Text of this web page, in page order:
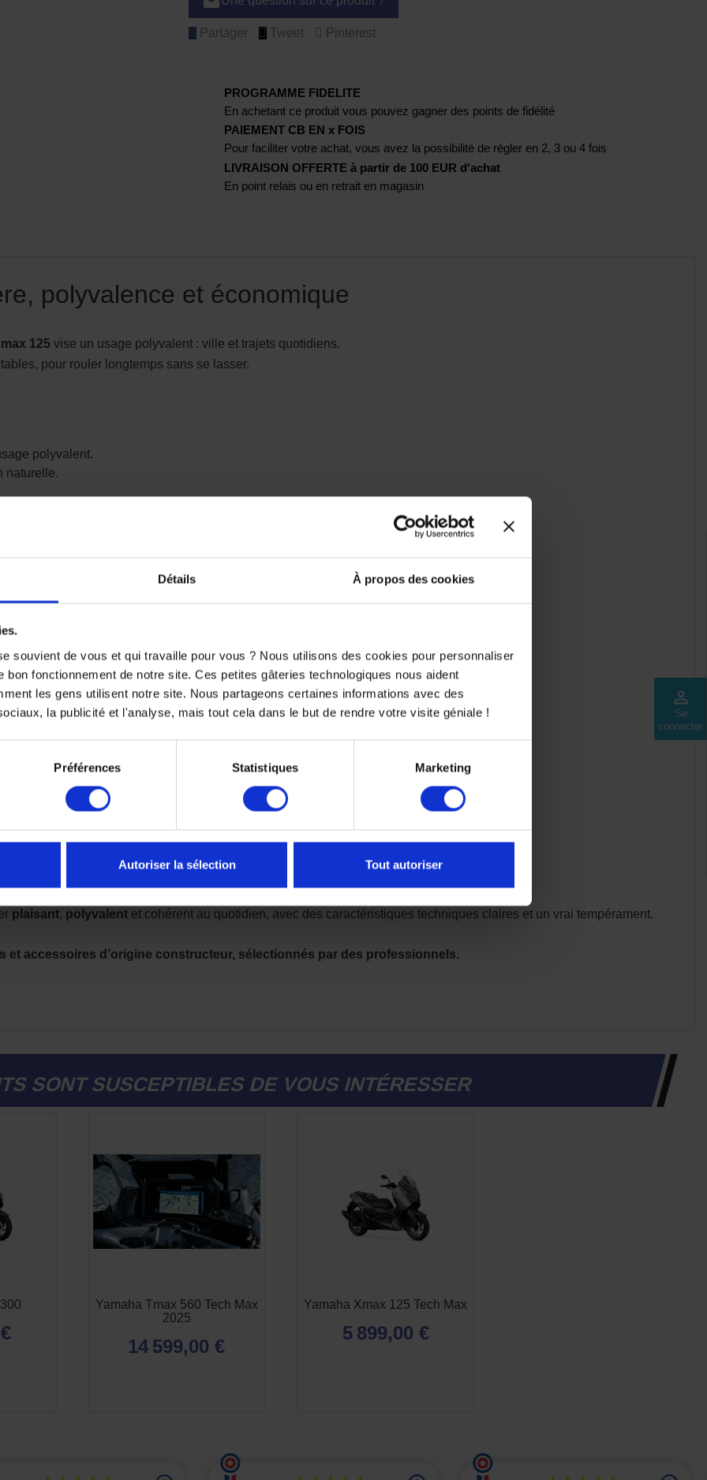
Détails À propos des cookies
souvient de vous et qui travaille pour vous ? Nous utilisons des cookies pour personnaliser
bon fonctionnement de notre site. Ces petites gâteries technologiques nous aident
les gens utilisent notre site. Nous partageons certaines informations avec des
la publicité et l'analyse, mais tout cela dans le but de rendre votre visite géniale !
Préférences Statistiques Marketing
Autoriser la sélection Tout autoriser
perm_identity
Se
connecter
Partager Tweet Pinterest
PROGRAMME FIDELITE
En achetant ce produit vous pouvez gagner des points de fidélité
PAIEMENT CB EN x FOIS
Pour faciliter votre achat, vous avez la possibilité de régler en 2, 3 ou 4 fois
LIVRAISON OFFERTE à partir de 100 EUR d'achat
En point relais ou en retrait en magasin
polyvalence et économique
max 125 vise un usage polyvalent : ville et trajets quotidiens.
pour rouler longtemps sans se lasser.
polyvalent.
naturelle.
principales
plaisant, polyvalent et cohérent au quotidien, avec des caractéristiques techniques claires et un vrai tempérament.
et accessoires d’origine constructeur, sélectionnés par des professionnels.
SONT SUSCEPTIBLES DE VOUS INTÉRESSER
Yamaha Tmax 560 Tech Max
2025
14 599,00 €
Yamaha Xmax 125 Tech Max
5 899,00 €